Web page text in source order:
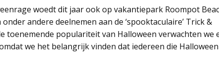
woedt dit jaar ook op vakantiepark Roompot
andere deelnemen aan de ‘spooktaculaire’ Trick &
toenemende populariteit van Halloween verwachten we
we het belangrijk vinden dat iedereen die